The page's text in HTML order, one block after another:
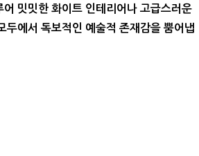
밋밋한 화이트 인테리어나 고급스러운
두에서 독보적인 예술적 존재감을 뿜어냅